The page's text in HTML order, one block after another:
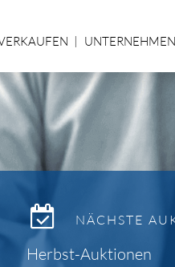
UNTERNEHMEN
NÄCHSTE
Herbst-Auktionen